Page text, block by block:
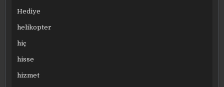
Hediye
helikopter
hiç
hisse
hizmet